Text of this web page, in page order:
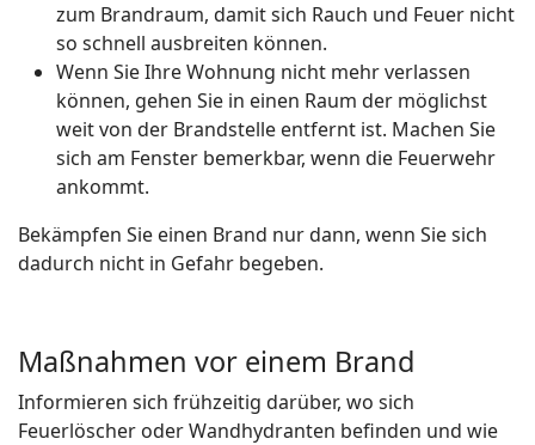
zum Brandraum, damit sich Rauch und Feuer nicht
so schnell ausbreiten können.
Wenn Sie Ihre Wohnung nicht mehr verlassen
können, gehen Sie in einen Raum der möglichst
weit von der Brandstelle entfernt ist. Machen Sie
sich am Fenster bemerkbar, wenn die Feuerwehr
ankommt.
Bekämpfen Sie einen Brand nur dann, wenn Sie sich
dadurch nicht in Gefahr begeben.
Maßnahmen vor einem Brand
Informieren sich frühzeitig darüber, wo sich
Feuerlöscher oder Wandhydranten befinden und wie